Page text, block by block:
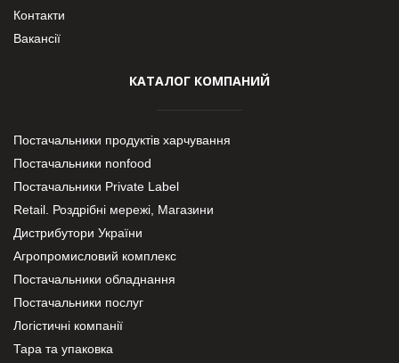
Контакти
Вакансії
КАТАЛОГ КОМПАНИЙ
Постачальники продуктів харчування
Постачальники nonfood
Постачальники Private Label
Retail. Роздрібні мережі, Магазини
Дистрибутори України
Агропромисловий комплекс
Постачальники обладнання
Постачальники послуг
Логістичні компанії
Тара та упаковка